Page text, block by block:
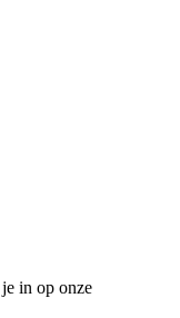
in op onze